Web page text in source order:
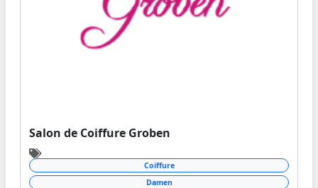
Salon de Coiffure Groben
Coiffure
Damen